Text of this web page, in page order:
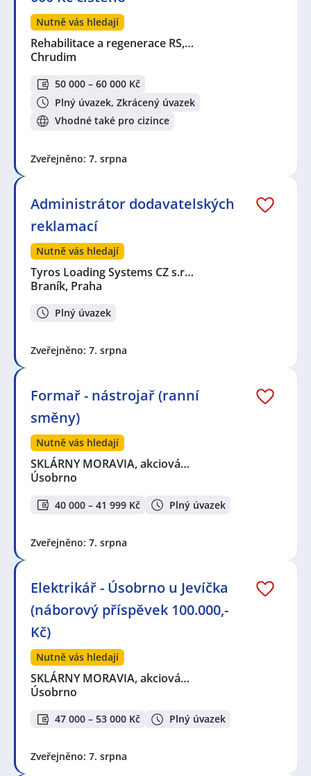
Nutně vás hledají
Rehabilitace a regenerace RS,…
Chrudim
50 000 – 60 000 Kč
Plný úvazek, Zkrácený úvazek
Vhodné také pro cizince
Zveřejněno: 7. srpna
Administrátor dodavatelských
reklamací
Nutně vás hledají
Tyros Loading Systems CZ s.r…
Braník, Praha
Plný úvazek
Zveřejněno: 7. srpna
Formař - nástrojař (ranní
směny)
Nutně vás hledají
SKLÁRNY MORAVIA, akciová…
Úsobrno
40 000 – 41 999 Kč Plný úvazek
Zveřejněno: 7. srpna
Elektrikář - Úsobrno u Jevíčka
(náborový příspěvek 100.000,-
Kč)
Nutně vás hledají
SKLÁRNY MORAVIA, akciová…
Úsobrno
47 000 – 53 000 Kč Plný úvazek
Zveřejněno: 7. srpna